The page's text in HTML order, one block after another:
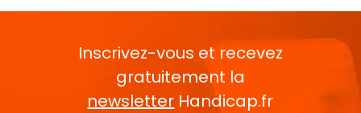
Inscrivez-vous et recevez
gratuitement la
newsletter Handicap.fr